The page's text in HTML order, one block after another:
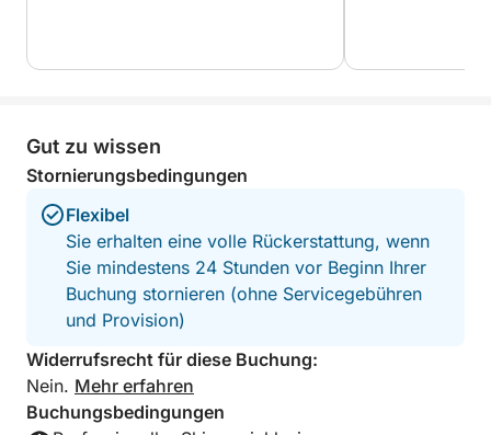
Erlebnis. • Kapazität: 4 Personen (ohne Skipper)
• Erstklassiger Komfort und exklusives Ambiente
⸻
🍾 Inklusive Leistungen
• 🥂 1 Flasche Crémant d'Alsace
• 🥪 1 Auswahl an Vorspeisen (z. B. paniertes Brot)
Gut zu wissen
Stornierungsbedingungen
Flexibel
Sie erhalten eine volle Rückerstattung, wenn
Sie mindestens 24 Stunden vor Beginn Ihrer
Buchung stornieren (ohne Servicegebühren
und Provision)
Widerrufsrecht für diese Buchung:
Nein. Mehr erfahren
Buchungsbedingungen